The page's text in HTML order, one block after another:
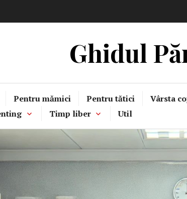
Ghidul
Pentru mămici Pentru tătici Vârsta
Timp liber Util